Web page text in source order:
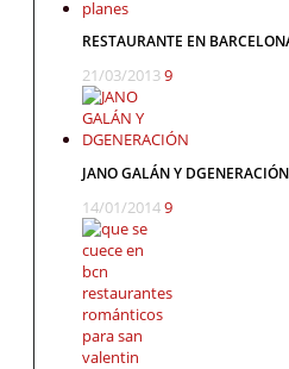
RESTAURANTE EN
21/03/20139
JANO GALÁN Y DGENERACIÓN
14/01/20149